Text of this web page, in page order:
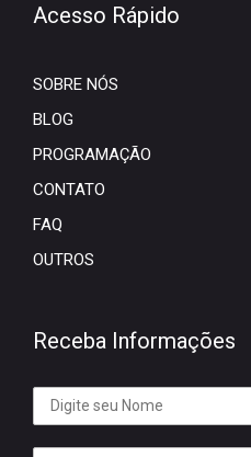
Acesso Rápido
SOBRE NÓS
BLOG
PROGRAMAÇÃO
CONTATO
FAQ
OUTROS
Receba Informações